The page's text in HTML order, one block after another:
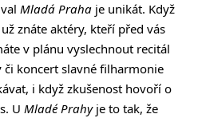
Mladá Praha je unikát. Když
znáte aktéry, kteří před vás
v plánu vyslechnout recitál
koncert slavné filharmonie
i když zkušenost hovoří o
U Mladé Prahyje to tak, že